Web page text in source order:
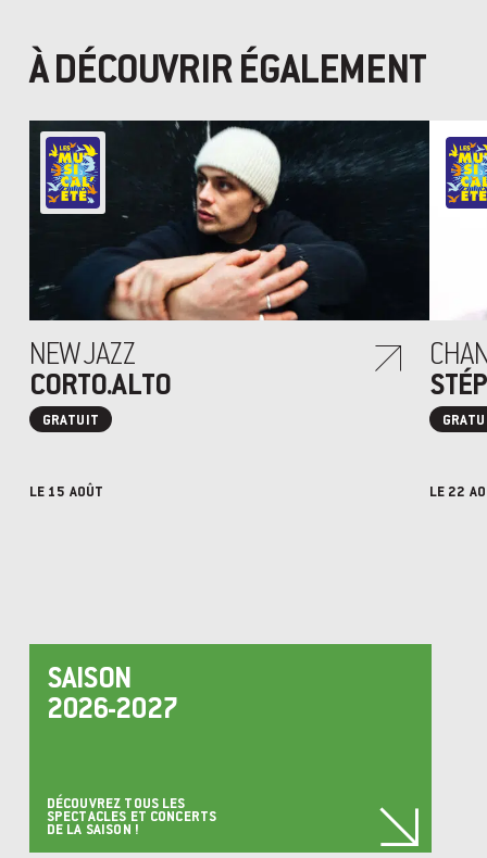
À DÉCOUVRIR ÉGALEMENT
NEW JAZZ
CORTO.ALTO
GRATUIT
LE 15 AOÛT LE 22
SAISON
2026-2027
DÉCOUVREZ TOUS LES
SPECTACLES ET CONCERTS
DE LA SAISON !